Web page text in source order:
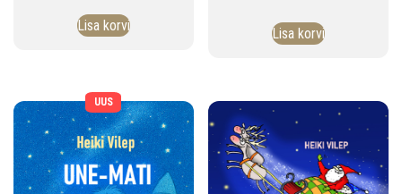
Lisa korvi Lisa korvi
UUS